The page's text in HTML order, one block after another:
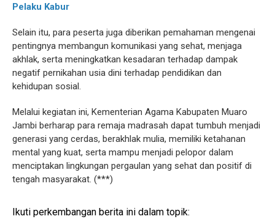
Pelaku Kabur
Selain itu, para peserta juga diberikan pemahaman mengenai
pentingnya membangun komunikasi yang sehat, menjaga
akhlak, serta meningkatkan kesadaran terhadap dampak
negatif pernikahan usia dini terhadap pendidikan dan
kehidupan sosial.
Melalui kegiatan ini, Kementerian Agama Kabupaten Muaro
Jambi berharap para remaja madrasah dapat tumbuh menjadi
generasi yang cerdas, berakhlak mulia, memiliki ketahanan
mental yang kuat, serta mampu menjadi pelopor dalam
menciptakan lingkungan pergaulan yang sehat dan positif di
tengah masyarakat. (***)
Ikuti perkembangan berita ini dalam topik: